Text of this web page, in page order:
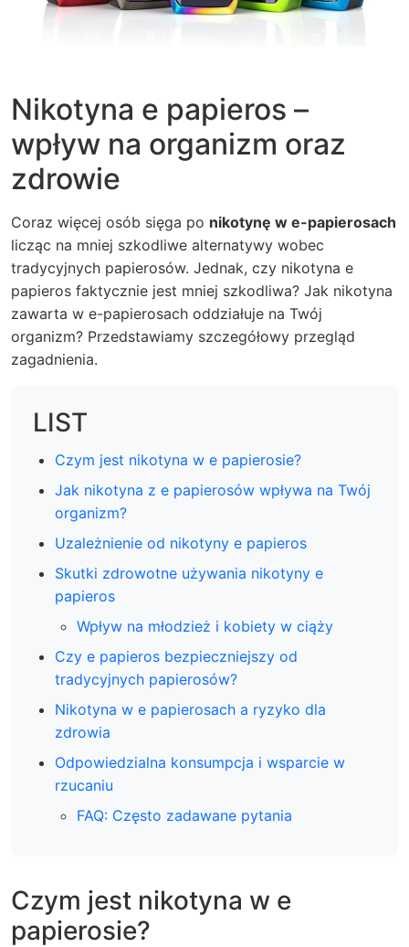
Nikotyna e papieros –
wpływ na organizm oraz
zdrowie
Coraz więcej osób sięga po nikotynę w e-papierosach
licząc na mniej szkodliwe alternatywy wobec
tradycyjnych papierosów. Jednak, czy nikotyna e
papieros faktycznie jest mniej szkodliwa? Jak nikotyna
zawarta w e-papierosach oddziałuje na Twój
organizm? Przedstawiamy szczegółowy przegląd
zagadnienia.
LIST
Czym jest nikotyna w e papierosie?
Jak nikotyna z e papierosów wpływa na Twój
organizm?
Uzależnienie od nikotyny e papieros
Skutki zdrowotne używania nikotyny e
papieros
Wpływ na młodzież i kobiety w ciąży
Czy e papieros bezpieczniejszy od
tradycyjnych papierosów?
Nikotyna w e papierosach a ryzyko dla
zdrowia
Odpowiedzialna konsumpcja i wsparcie w
rzucaniu
FAQ: Często zadawane pytania
Czym jest nikotyna w e
papierosie?